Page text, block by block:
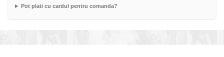
Pot plati cu cardul pentru comanda?